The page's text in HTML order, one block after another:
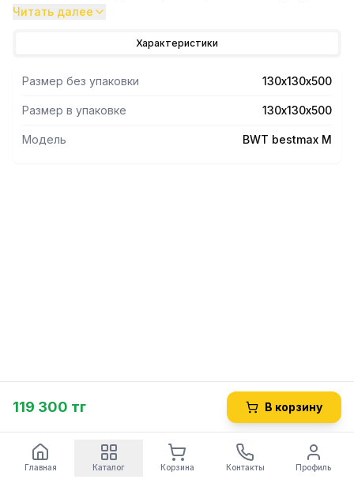
кофе, идеальной воды для вендингового оборудования и
пароконвектоматов.ступенями фильтрации и головной
ступенями фильтрации и головной части BWT besthead
FLEX.
Читать далее
Характеристики
Размер без упаковки 130х130х500
Размер в упаковке 130х130х500
Модель BWT bestmax M
119 300 тг В корзину
Главная Каталог Корзина Контакты Профиль